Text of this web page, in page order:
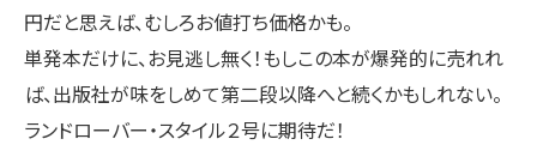
円だと思えば、むしろお値打ち価格かも。
単発本だけに、お見逃し無く！もしこの本が爆発的に売れれ
ば、出版社が味をしめて第二段以降へと続くかもしれない。
ランドローバー・スタイル２号に期待だ！